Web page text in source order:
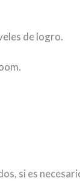
de logro.
si es